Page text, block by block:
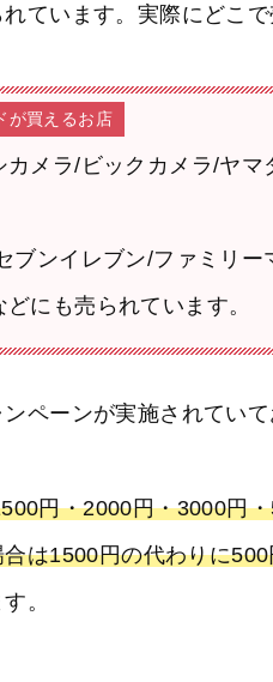
ています。実際にどこ
が買えるお店
カメラ/ビックカメラ/ヤ
ブンイレブン/ファミリー
にも売られています。
ペーンが実施されてい
円・2000円・3000円
は1500円の代わりに500
。